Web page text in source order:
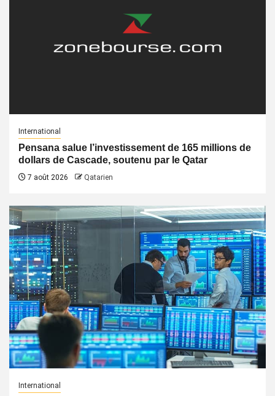
International
Pensana salue l’investissement de 165 millions de
dollars de Cascade, soutenu par le Qatar
7 août 2026 Qatarien
International